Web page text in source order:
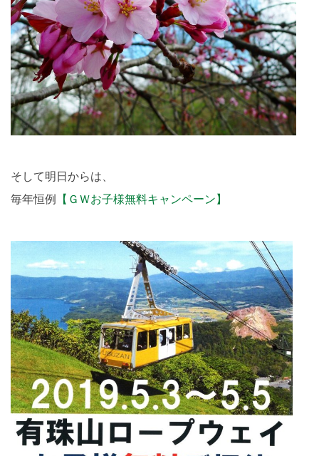
そして明日からは、
毎年恒例
【ＧＷお子様無料キャンペーン】